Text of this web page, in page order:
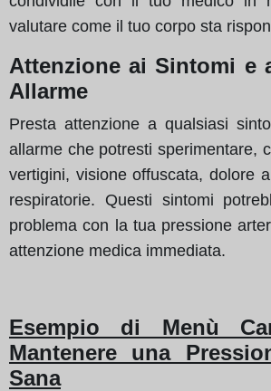
valutare come il tuo corpo sta
Attenzione ai Sintomi e
Allarme
Presta attenzione a qualsiasi
allarme che potresti sperimentare,
vertigini, visione offuscata, dolore
respiratorie. Questi sintomi
problema con la tua pressione
attenzione medica immediata.
Esempio di Menù
Mantenere una
Sana